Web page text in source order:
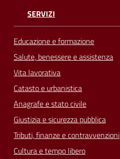
SERVIZI
Educazione e formazione
Salute, benessere e assistenza
Vita lavorativa
Catasto e urbanistica
Anagrafe e stato civile
Giustizia e sicurezza pubblica
Tributi, finanze e contravvenzioni
Cultura e tempo libero